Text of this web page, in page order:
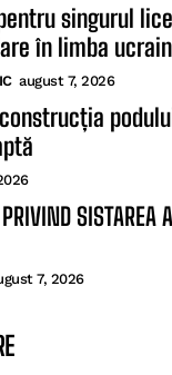
singurul
în limba
august 7, 2026
SISTAREA
7, 2026